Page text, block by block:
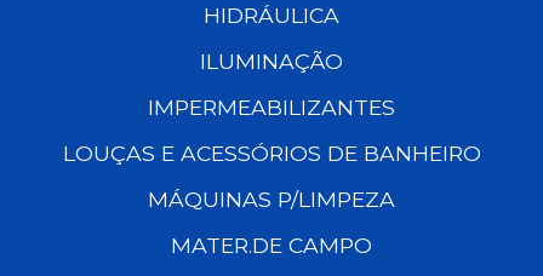
HIDRÁULICA
ILUMINAÇÃO
IMPERMEABILIZANTES
LOUÇAS E ACESSÓRIOS DE BANHEIRO
MÁQUINAS P/LIMPEZA
MATER.DE CAMPO